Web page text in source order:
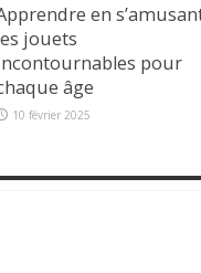
en
jouets
pour
âge
10 février 2025